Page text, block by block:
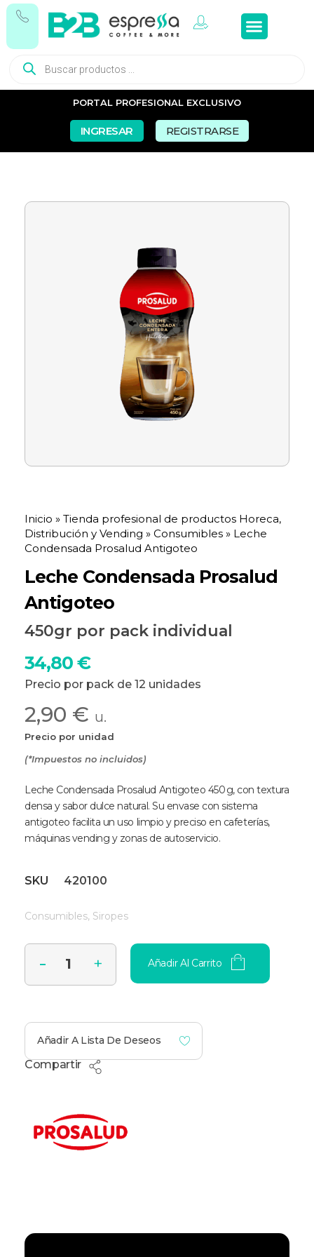
PORTAL PROFESIONAL EXCLUSIVO
INGRESAR REGISTRARSE
Inicio » Tienda profesional de productos Horeca,
Distribución y Vending » Consumibles » Leche
Condensada Prosalud Antigoteo
Leche Condensada Prosalud
Antigoteo
450gr por pack individual
Precio por pack de 12 unidades
(*Impuestos no incluidos)
34,80 €
Precio por unidad
Leche Condensada Prosalud Antigoteo 450 g, con textura
densa y sabor dulce natural. Su envase con sistema
antigoteo facilita un uso limpio y preciso en cafeterías,
máquinas vending y zonas de autoservicio.
Añadir Al Carrito
Añadir A Lista De Deseos
Compartir
SKU 420100
Consumibles, Siropes
2,90 € u.